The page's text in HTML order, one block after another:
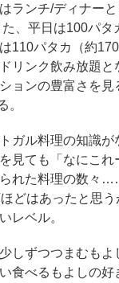
ランチ/ディナー
た、平日は100パ
110パタカ（約
リンク飲み放題と
ョンの豊富さを
。
ガル料理の知識が
見ても「なにこれ
れた料理の数々
どはあったと思
レベル。
しずつつまむもよ
食べるもよしの好